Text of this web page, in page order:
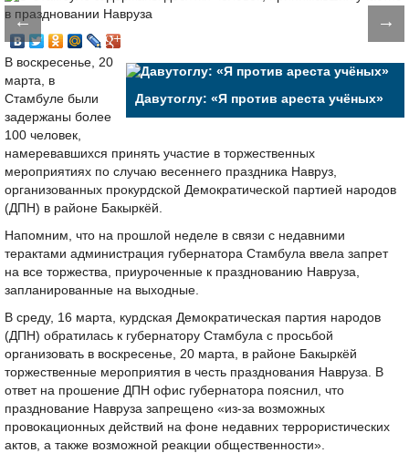
← →
Давутоглу: «Я против ареста учёных»
В воскресенье, 20
марта, в
Стамбуле были
задержаны более
100 человек,
намеревавшихся принять участие в торжественных
мероприятиях по случаю весеннего праздника Навруз,
организованных прокурдской Демократической партией народов
(ДПН) в районе Бакыркёй.
Напомним, что на прошлой неделе в связи с недавними
терактами администрация губернатора Стамбула ввела запрет
на все торжества, приуроченные к празднованию Навруза,
запланированные на выходные.
В среду, 16 марта, курдская Демократическая партия народов
(ДПН) обратилась к губернатору Стамбула с просьбой
организовать в воскресенье, 20 марта, в районе Бакыркёй
торжественные мероприятия в честь празднования Навруза. В
ответ на прошение ДПН офис губернатора пояснил, что
празднование Навруза запрещено «из-за возможных
провокационных действий на фоне недавних террористических
актов, а также возможной реакции общественности».